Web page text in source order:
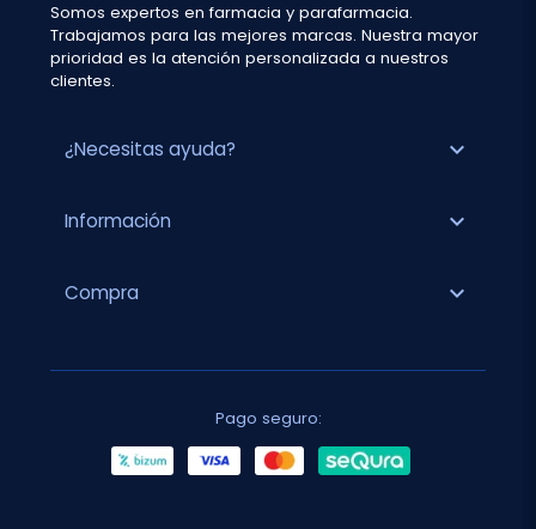
Somos expertos en farmacia y parafarmacia.
Trabajamos para las mejores marcas. Nuestra mayor
prioridad es la atención personalizada a nuestros
clientes.
¿Necesitas ayuda? expand_more
Información expand_more
Compra expand_more
Pago seguro: